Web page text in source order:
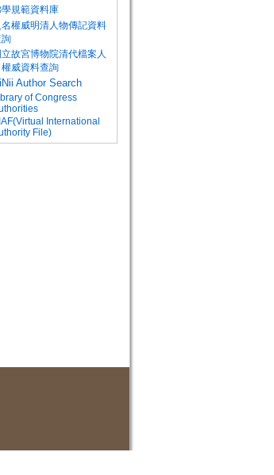
規範資料庫
名權威明清人物傳記資料
立故宮博物院清代檔案人
威資料查詢
Author Search
of Congress
International
File)